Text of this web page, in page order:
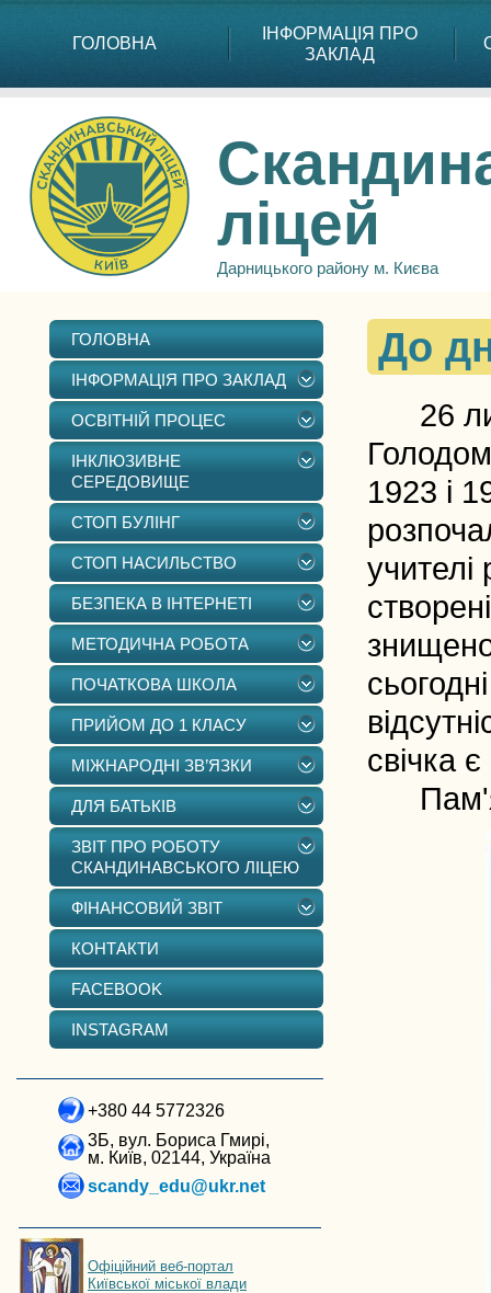
ГОЛОВНА
ІНФОРМАЦІЯ ПРО
ЗАКЛАД
ліцей
Дарницького району м. Києва
ГОЛОВНА
ІНФОРМАЦІЯ ПРО ЗАКЛАД
ОСВІТНІЙ ПРОЦЕС
ІНКЛЮЗИВНЕ
СЕРЕДОВИЩЕ
СТОП БУЛІНГ
СТОП НАСИЛЬСТВО
БЕЗПЕКА В ІНТЕРНЕТІ
МЕТОДИЧНА РОБОТА
ПОЧАТКОВА ШКОЛА
ПРИЙОМ ДО 1 КЛАСУ
МІЖНАРОДНІ ЗВ’ЯЗКИ
ДЛЯ БАТЬКІВ
ЗВІТ ПРО РОБОТУ
СКАНДИНАВСЬКОГО ЛІЦЕЮ
ФІНАНСОВИЙ ЗВІТ
КОНТАКТИ
FACEBOOK
INSTAGRAM
+380 44 5772326
3Б, вул. Бориса Гмирі,
м. Київ, 02144, Україна
scandy_edu@ukr.net
Офіційний веб-портал
Київської міської влади
До
26
1923 і
учителі
свічка